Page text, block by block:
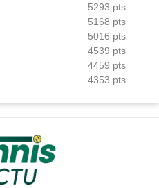
5293 pts
5168 pts
5016 pts
4539 pts
4459 pts
4353 pts